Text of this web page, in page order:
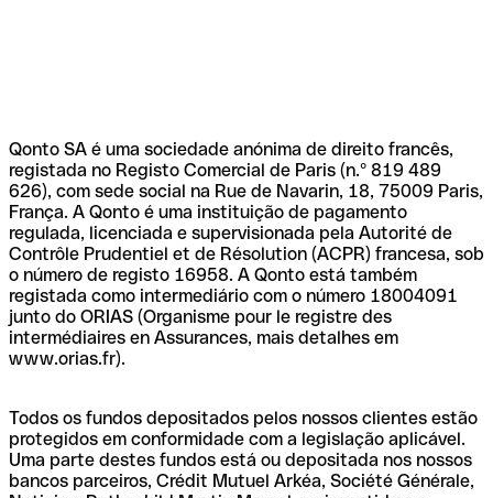
Qonto SA é uma sociedade anónima de direito francês,
registada no Registo Comercial de Paris (n.º 819 489
626), com sede social na Rue de Navarin, 18, 75009 Paris,
França. A Qonto é uma instituição de pagamento
regulada, licenciada e supervisionada pela Autorité de
Contrôle Prudentiel et de Résolution (ACPR) francesa, sob
o número de registo 16958. A Qonto está também
registada como intermediário com o número 18004091
junto do ORIAS (Organisme pour le registre des
intermédiaires en Assurances, mais detalhes em
www.orias.fr).
Todos os fundos depositados pelos nossos clientes estão
protegidos em conformidade com a legislação aplicável.
Uma parte destes fundos está ou depositada nos nossos
bancos parceiros, Crédit Mutuel Arkéa, Société Générale,